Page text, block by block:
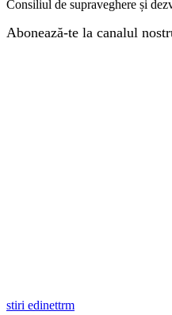
Consiliul de supraveghere și
Abonează-te la canalul
stiri edinettrm